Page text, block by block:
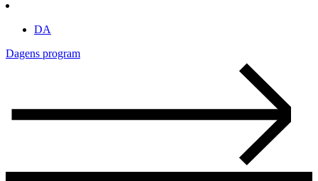
DA
Dagens program